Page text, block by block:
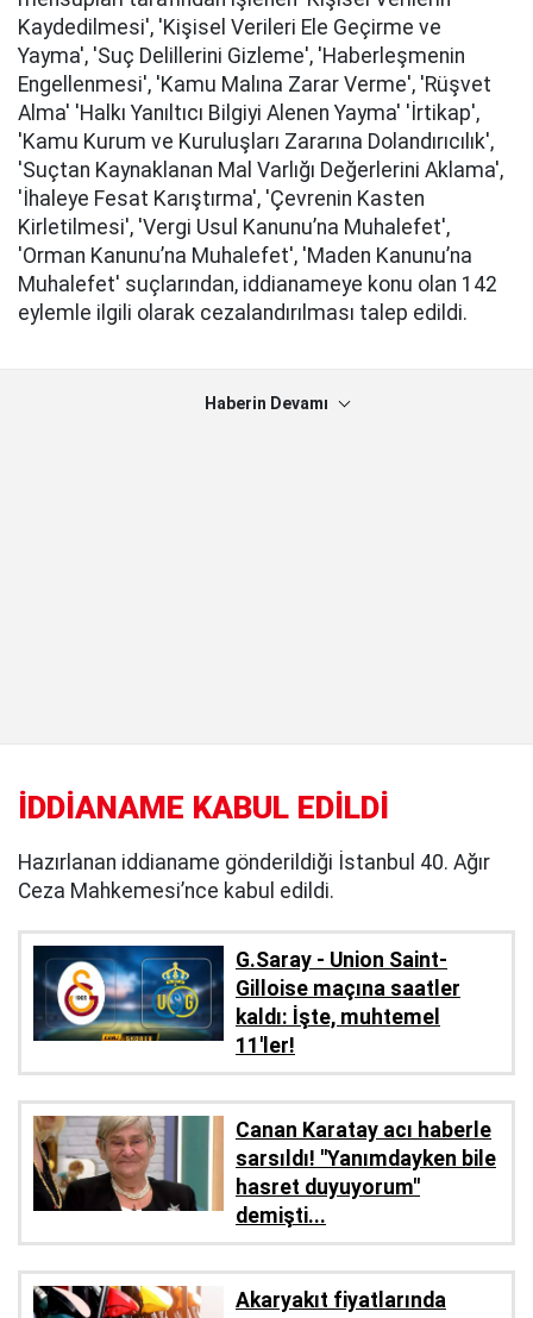
Kaydedilmesi', 'Kişisel Verileri Ele Geçirme ve
Yayma', 'Suç Delillerini Gizleme', 'Haberleşmenin
Engellenmesi', 'Kamu Malına Zarar Verme', 'Rüşvet
Alma' 'Halkı Yanıltıcı Bilgiyi Alenen Yayma' 'İrtikap',
'Kamu Kurum ve Kuruluşları Zararına Dolandırıcılık',
'Suçtan Kaynaklanan Mal Varlığı Değerlerini Aklama',
'İhaleye Fesat Karıştırma', 'Çevrenin Kasten
Kirletilmesi', 'Vergi Usul Kanunu’na Muhalefet',
'Orman Kanunu’na Muhalefet', 'Maden Kanunu’na
Muhalefet' suçlarından, iddianameye konu olan 142
eylemle ilgili olarak cezalandırılması talep edildi.
Haberin Devamı
İDDİANAME KABUL EDİLDİ
Hazırlanan iddianame gönderildiği İstanbul 40. Ağır
Ceza Mahkemesi’nce kabul edildi.
G.Saray - Union Saint-
Gilloise maçına saatler
kaldı: İşte, muhtemel
11'ler!
Canan Karatay acı haberle
sarsıldı! ''Yanımdayken bile
hasret duyuyorum''
demişti...
Akaryakıt fiyatlarında